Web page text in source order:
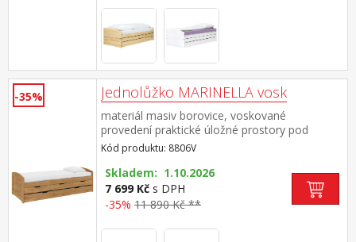
matrace do výšky 11 cm
-35% Jednolůžko MARINELLA vosk
materiál masiv borovice, voskované
provedení praktické úložné prostory pod
postelí (3 zásuvky) v ceně cena včetně roštu
(dřevěný laťkový), matrace není v
ceně doporučený rozměr matrace 90 × 200 cm
(M2, M5, M9, M12, M24, M26) výsuv možno
využít jako úložný prostor nebo jako
přistýlku 10 cm
Kód produktu: 8806V
Skladem: 1.10.2026
7 699 Kč s DPH
-35% 11 890 Kč **